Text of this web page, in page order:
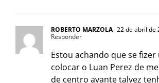
ROBERTO MARZOLA 22 de abril de
Responder
Estou achando que se
colocar o Luan Perez de
de centro avante talvez